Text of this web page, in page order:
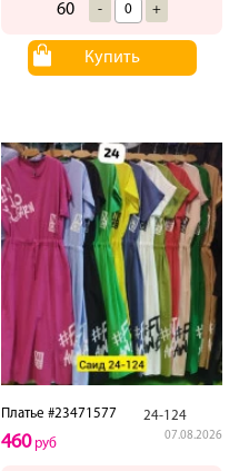
60 - +
Купить
Платье #23471577 24-124
07.08.2026
460руб